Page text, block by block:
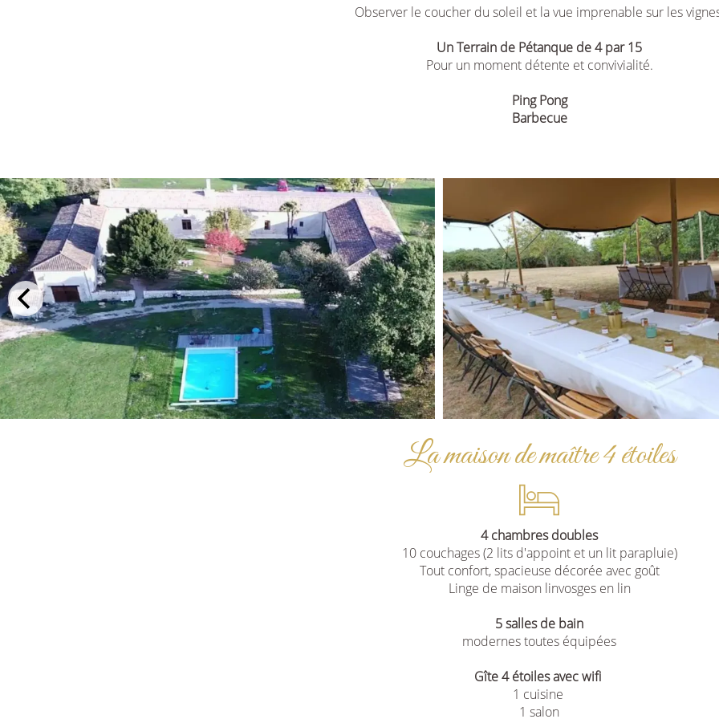
Observer le coucher du soleil et la vue imprenable sur les
Un Terrain de Pétanque de 4 par 15
Pour un moment détente et convivialité.
Ping Pong
Barbecue
La maison de maître 4 étoiles
4 chambres doubles
10 couchages (2 lits d'appoint et un lit parapluie)
Tout confort, spacieuse décorée avec goût
Linge de maison linvosges en lin
5 salles de bain
modernes toutes équipées
Gîte 4 étoiles avec wifi
1 cuisine
1 salon